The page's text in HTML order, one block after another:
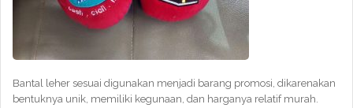
Bantal leher sesuai digunakan menjadi barang promosi, dikarenakan
bentuknya unik, memiliki kegunaan, dan harganya relatif murah.